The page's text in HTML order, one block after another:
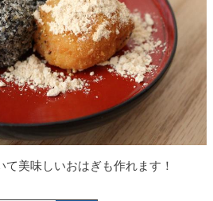
美味しいおはぎも作れます！